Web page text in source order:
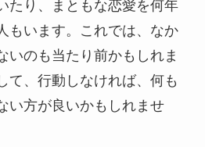
たり、まともな恋愛を何年
もいます。これでは、なか
いのも当たり前かもしれま
て、行動しなければ、何も
い方が良いかもしれませ